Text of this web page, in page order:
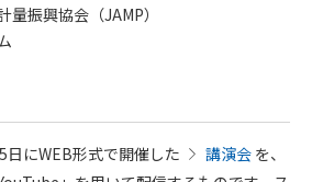
量振興協会（JAMP）
にWEB形式で開催した 講演会 を、